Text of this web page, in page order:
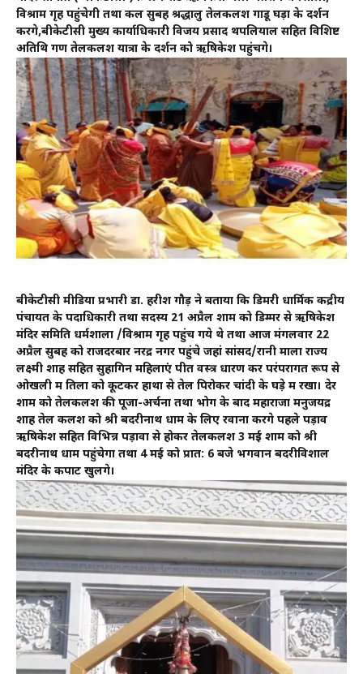
विश्राम गृह पहुंचेगी तथा कल सुबह श्रद्धालु तेलकलश गाडू घड़ा के दर्शन
करेंगे,बीकेटीसी मुख्य कार्याधिकारी विजय प्रसाद थपलियाल सहित विशिष्ट
अतिथि गण तेलकलश यात्रा के दर्शन को ऋषिकेश पहुंचेंगे।
बीकेटीसी मीडिया प्रभारी डा. हरीश गौड़ ने बताया कि डिमरी धार्मिक केंद्रीय
पंचायत के पदाधिकारी तथा सदस्य 21 अप्रैल शाम को डिम्मर से ऋषिकेश
मंदिर समिति धर्मशाला /विश्राम गृह पहुंच गये थे तथा आज मंगलवार 22
अप्रैल सुबह को राजदरबार नरेंद्र नगर पहुंचे जहां सांसद/रानी माला राज्य
लक्ष्मी शाह सहित सुहागिन महिलाएं पीत वस्त्र धारण कर परंपरागत रूप से
ओखली में तिलों को कूटकर हाथों से तेल पिरोकर चांदी के घड़े में रखा। देर
शाम को तेलकलश की पूजा-अर्चना तथा भोग के बाद महाराजा मनुजयेंद्र
शाह तेल कलश को श्री बदरीनाथ धाम के लिए रवाना करेंगे पहले पड़ाव
ऋषिकेश सहित विभिन्न पड़ावों से होकर तेलकलश 3 मई शाम को श्री
बदरीनाथ धाम पहुंचेगा तथा 4 मई को प्रात: 6 बजे भगवान बदरीविशाल
मंदिर के कपाट खुलेंगे।